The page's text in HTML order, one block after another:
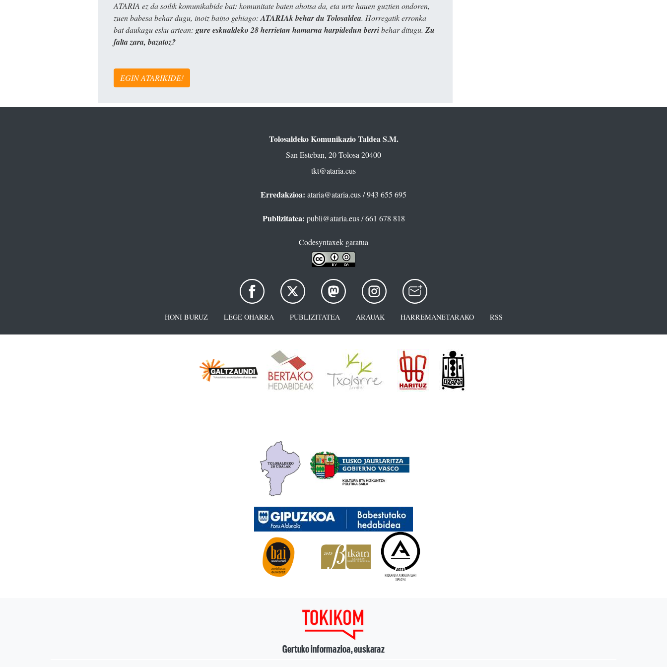
ATARIA ez da soilik komunikabide bat: komunitate baten ahotsa da, eta urte hauen guztien ondoren,
zuen babesa behar dugu, inoiz baino gehiago:ATARIAk behar du Tolosaldea. Horregatik erronka
bat daukagu esku artean: gure eskualdeko 28 herrietan hamarna harpidedun berribehar ditugu. Zu
falta zara, bazatoz?
EGIN ATARIKIDE!
Tolosaldeko Komunikazio Taldea S.M.
San Esteban, 20 Tolosa 20400
tkt@ataria.eus
Erredakzioa: ataria@ataria.eus/ 943 655 695
Publizitatea: publi@ataria.eus/ 661 678 818
Codesyntaxek garatua
HONI BURUZ LEGE OHARRA PUBLIZITATEA ARAUAK HARREMANETARAKO RSS
Gertuko informazioa, euskaraz